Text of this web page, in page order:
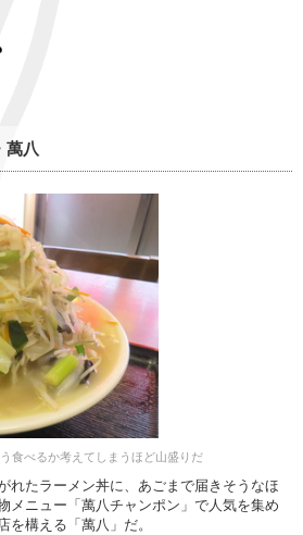
八
食べるか考えてしまうほど山盛りだ
れたラーメン丼に、あごまで届きそうなほ
メニュー「萬八チャンポン」で人気を集め
を構える「萬八」だ。